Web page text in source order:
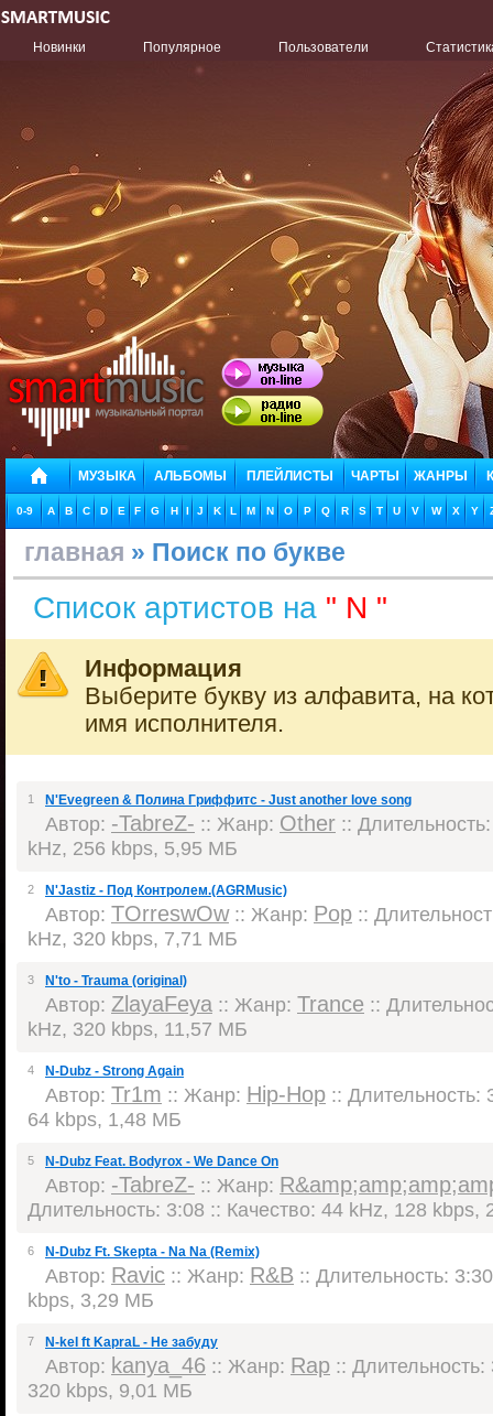
Новинки Популярное Пользователи
МУЗЫКА АЛЬБОМЫ ПЛЕЙЛИСТЫ ЧАРТЫ ЖАНРЫ
0-9 A B C D E F G H I J K L M N O P Q R S T U V W X Y
главная » Поиск по букве
Список артистов на " N "
Информация
Выберите букву из алфавита, на
имя исполнителя.
1 N'Evegreen & Полина Гриффитс - Just another love song
Автор: -TabreZ- :: Жанр: Other ::
kHz, 256 kbps, 5,95 МБ
2 N'Jastiz - Под Контролем.(AGRMusic)
Автор: TOrreswOw:: Жанр: Pop ::
kHz, 320 kbps, 7,71 МБ
3 N'to - Trauma (original)
Автор: ZlayaFeya :: Жанр: Trance ::
kHz, 320 kbps, 11,57 МБ
4 N-Dubz - Strong Again
Автор: Tr1m :: Жанр: Hip-Hop :: Длительность:
64 kbps, 1,48 МБ
5 N-Dubz Feat. Bodyrox - We Dance On
Автор: -TabreZ- :: Жанр:
Длительность: 3:08 :: Качество: 44 kHz, 128 kbps,
6 N-Dubz Ft. Skepta - Na Na (Remix)
Автор: Ravic :: Жанр: R&B :: Длительность:
kbps, 3,29 МБ
7 N-keI ft KapraL - Не забуду
Автор: kanya_46 :: Жанр: Rap ::
320 kbps, 9,01 МБ